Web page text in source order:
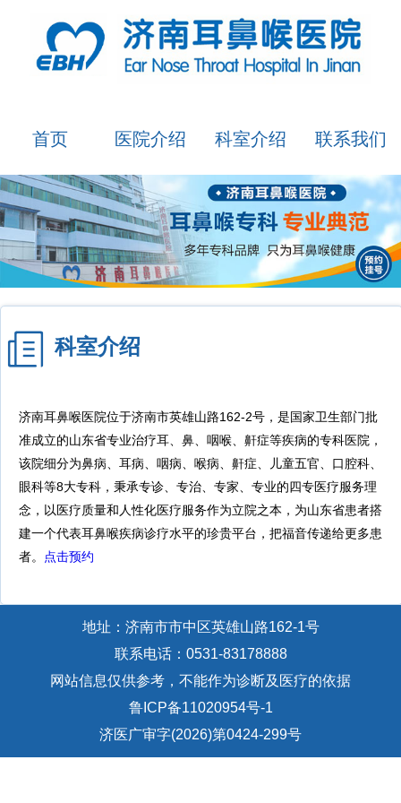
首页 医院介绍 科室介绍 联系我们
科室介绍
济南耳鼻喉医院位于济南市英雄山路162-2号，是国家卫生部门批
准成立的山东省专业治疗耳、鼻、咽喉、鼾症等疾病的专科医院，
该院细分为鼻病、耳病、咽病、喉病、鼾症、儿童五官、口腔科、
眼科等8大专科，秉承专诊、专治、专家、专业的四专医疗服务理
念，以医疗质量和人性化医疗服务作为立院之本，为山东省患者搭
建一个代表耳鼻喉疾病诊疗水平的珍贵平台，把福音传递给更多患
者。
点击预约
地址：济南市市中区英雄山路162-1号
联系电话：0531-83178888
网站信息仅供参考，不能作为诊断及医疗的依据
鲁ICP备11020954号-1
济医广审字(2026)第0424-299号